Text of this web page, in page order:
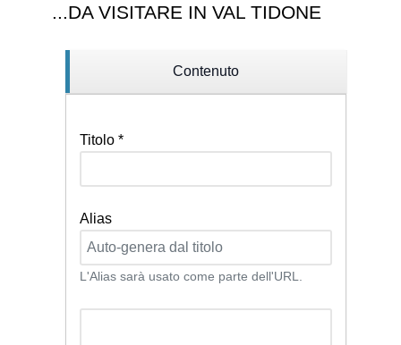
...DA VISITARE IN VAL TIDONE
Contenuto
Titolo *
Alias
L'Alias sarà usato come parte dell'URL.